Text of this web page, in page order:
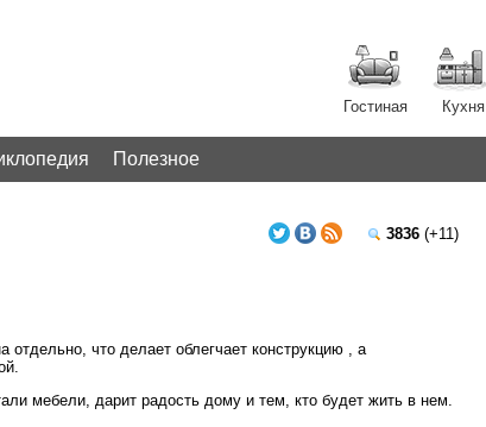
Гостиная Кухня
Полезное
3836 (+11)
что делает облегчает конструкцию , а
мебели, дарит радость дому и тем, кто будет жить в нем.